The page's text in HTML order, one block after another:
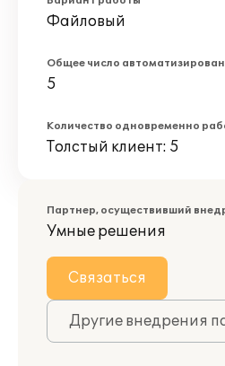
Файловый
Общее число
5
Количество одновременно
Толстый клиент: 5
Партнер, осуществивший
Умные решения
Связаться
Другие внедрения